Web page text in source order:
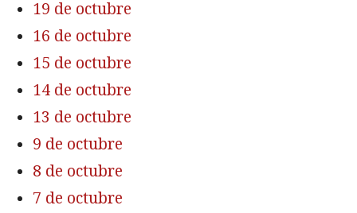
19 de octubre
16 de octubre
15 de octubre
14 de octubre
13 de octubre
9 de octubre
8 de octubre
7 de octubre